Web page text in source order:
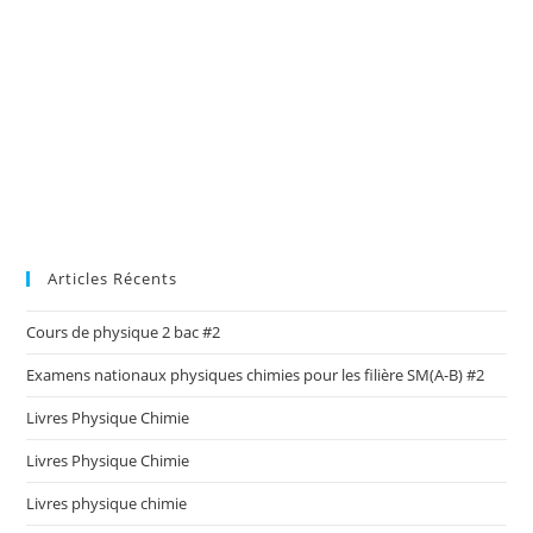
Articles Récents
Cours de physique 2 bac #2
Examens nationaux physiques chimies pour les filière SM(A-B) #2
Livres Physique Chimie
Livres Physique Chimie
Livres physique chimie